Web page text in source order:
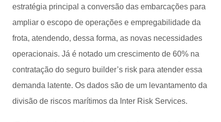
estratégia principal a conversão das embarcações para
ampliar o escopo de operações e empregabilidade da
frota, atendendo, dessa forma, as novas necessidades
operacionais. Já é notado um crescimento de 60% na
contratação do seguro builder’s risk para atender essa
demanda latente. Os dados são de um levantamento da
divisão de riscos marítimos da Inter Risk Services.